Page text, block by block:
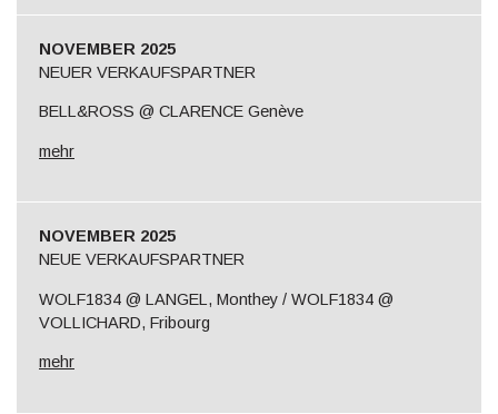
NOVEMBER 2025
NEUER VERKAUFSPARTNER
BELL&ROSS @ CLARENCE Genève
mehr
NOVEMBER 2025
NEUE VERKAUFSPARTNER
WOLF1834 @ LANGEL, Monthey / WOLF1834 @
VOLLICHARD, Fribourg
mehr